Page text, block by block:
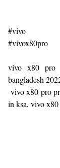
#vivo
#vivox80pro
vivo x80 pro
bangladesh
vivo x80 pro
in ksa, vivo